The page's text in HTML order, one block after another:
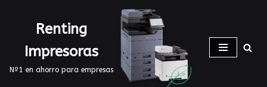
contenido
Renting
Impresoras
Nº1 en ahorro para empresas